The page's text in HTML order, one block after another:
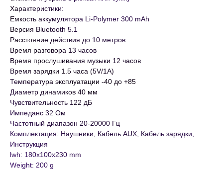
Характеристики:
Емкость аккумулятора Li-Polymer 300 mAh
Версия Bluetooth 5.1
Расстояние действия до 10 метров
Время разговора 13 часов
Время прослушивания музыки 12 часов
Время зарядки 1.5 часа (5V/1A)
Температура эксплуатации -40 до +85
Диаметр динамиков 40 мм
Чувствительность 122 дБ
Импеданс 32 Ом
Частотный диапазон 20-20000 Гц
Комплектация: Наушники, Кабель AUX, Кабель зарядки,
Инструкция
lwh: 180x100x230 mm
Weight: 200 g